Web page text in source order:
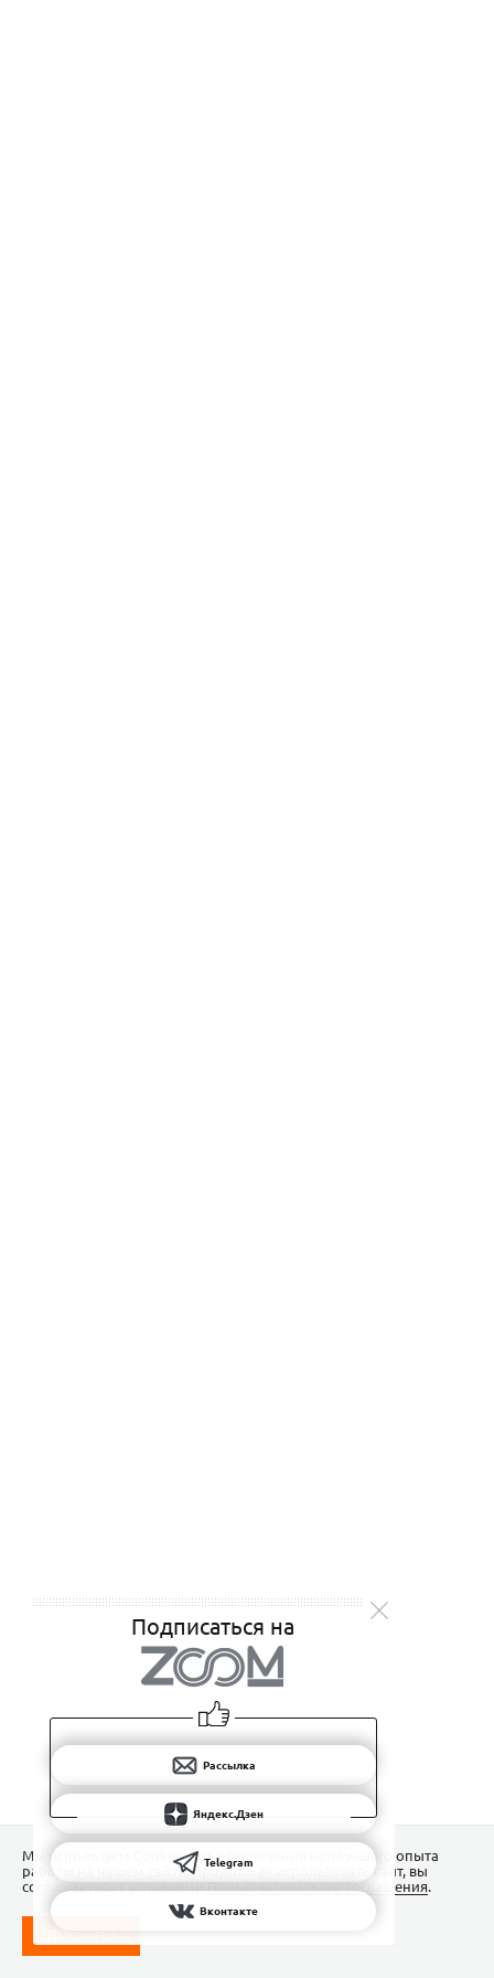
Подписаться на
Рассылка
Яндекс.Дзен
Telegram
Вконтакте
Мы используем Сookies для обеспечения наилучшего опыта
работы на нашем сайте. Продолжая использовать сайт, вы
соглашаетесь с условиямиПользовательского соглашения.
ПОНЯТНО